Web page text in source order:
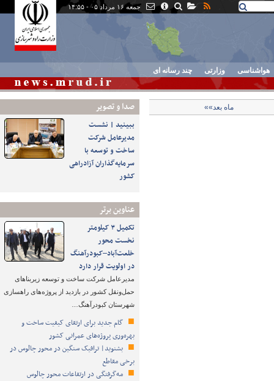
جمعه ۱۶ مرداد ۰۵ - ۱۴:۵۵
هواشناسی وزارتی چند رسانه ای
صدا و تصوير
ببینید | نشست
مدیرعامل شرکت
ساخت و توسعه با
سرمایه‌گذاران آزادراهی
کشور
عناوین برتر
تکمیل ۳ کیلومتر
نخست محور
خلعت‌آباد–کبودرآهنگ
در اولویت قرار دارد
مدیرعامل شرکت ساخت و توسعه زیربناهای
حمل‌ونقل کشور در بازدید از پروژه‌های راهسازی
شهرستان کبودرآهنگ…
گام جدید برای ارتقای کیفیت ساخت و
بهره‌وری پروژه‌های عمرانی کشور
بشنوید| ترافیک سنگین در محور چالوس در
برخی مقاطع
مه‌گرفتگی در ارتفاعات محور چالوس
ماه بعد»»